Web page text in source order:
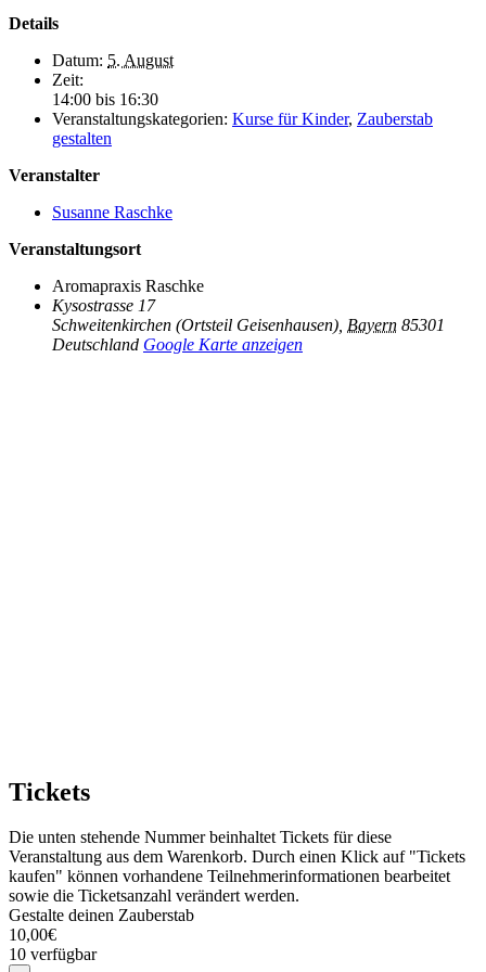
Details
Datum: 5. August
Zeit:
14:00 bis 16:30
Veranstaltungskategorien: Kurse für Kinder, Zauberstab
gestalten
Veranstalter
Susanne Raschke
Veranstaltungsort
Aromapraxis Raschke
Kysostrasse 17
Schweitenkirchen (Ortsteil Geisenhausen) Bayern 85301
Deutschland Google Karte anzeigen
Tickets
Die unten stehende Nummer beinhaltet Tickets für diese
Veranstaltung aus dem Warenkorb. Durch einen Klick auf "Tickets
kaufen" können vorhandene Teilnehmerinformationen bearbeitet
sowie die Ticketsanzahl verändert werden.
Gestalte deinen Zauberstab
10,00€
10 verfügbar